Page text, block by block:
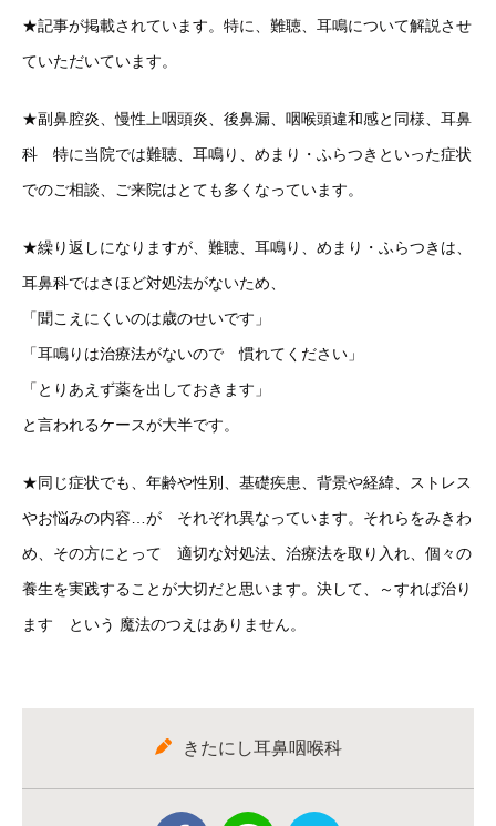
★記事が掲載されています。特に、難聴、耳鳴について解説させ
ていただいています。
★副鼻腔炎、慢性上咽頭炎、後鼻漏、咽喉頭違和感と同様、耳鼻
科 特に当院では難聴、耳鳴り、めまり・ふらつきといった症状
でのご相談、ご来院はとても多くなっています。
★繰り返しになりますが、難聴、耳鳴り、めまり・ふらつきは、
耳鼻科ではさほど対処法がないため、
「聞こえにくいのは歳のせいです」
「耳鳴りは治療法がないので 慣れてください」
「とりあえず薬を出しておきます」
と言われるケースが大半です。
★同じ症状でも、年齢や性別、基礎疾患、背景や経緯、ストレス
やお悩みの内容…が それぞれ異なっています。それらをみきわ
め、その方にとって 適切な対処法、治療法を取り入れ、個々の
養生を実践することが大切だと思います。決して、～すれば治り
ます という 魔法のつえはありません。
きたにし耳鼻咽喉科